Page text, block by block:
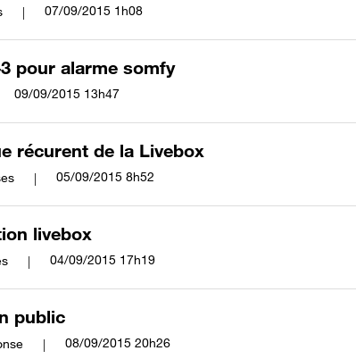
‎07/09/2015 1h08
pour alarme somfy
‎09/09/2015 13h47
récurent de la Livebox
‎05/09/2015 8h52
livebox
‎04/09/2015 17h19
public
‎08/09/2015 20h26